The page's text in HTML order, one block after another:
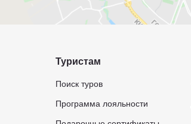
Туристам
Поиск туров
Программа лояльности